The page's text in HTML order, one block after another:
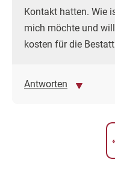
Kontakt hatten. Wie
mich möchte und
kosten für die
Antworten